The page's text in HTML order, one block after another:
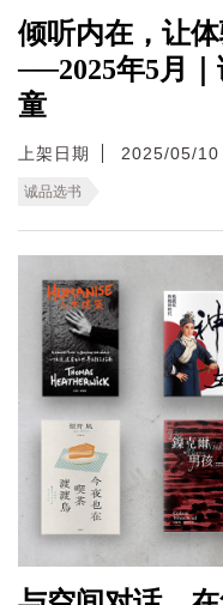
倾听内在，让
──2025年5月
童
上架日期 2025/05/10
诚品选书